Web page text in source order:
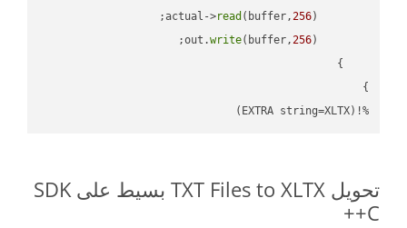
read (buffer,256
write(buffer,256
%!(EXTRA string=XLTX)
تحويل TXT Files to XLTX بسيط على SDK
C++